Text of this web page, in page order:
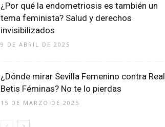
¿Por qué la endometriosis es también un
tema feminista? Salud y derechos
invisibilizados
9 DE ABRIL DE 2025
¿Dónde mirar Sevilla Femenino contra Real
Betis Féminas? No te lo pierdas
15 DE MARZO DE 2025